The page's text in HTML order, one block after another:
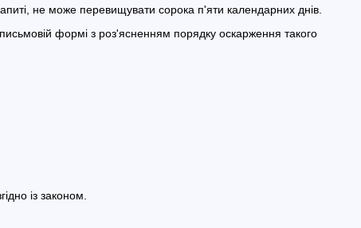
не може перевищувати сорока п'яти календарних днів.
формі з роз'ясненням порядку оскарження такого
із законом.